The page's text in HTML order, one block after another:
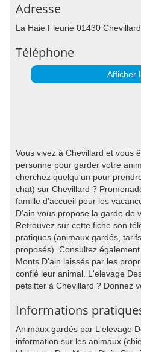
Adresse
La Haie Fleurie 01430 Chevillard
Téléphone
Afficher
Vous vivez à Chevillard et vous
personne pour garder votre
cherchez quelqu'un pour
chat) sur Chevillard ?
famille d'accueil pour les
D'ain vous propose la garde de
Retrouvez sur cette fiche son
pratiques (animaux gardés,
proposés). Consultez
Monts D'ain laissés par les
confié leur animal. L'elevage
petsitter à Chevillard ? Donnez
Informations
Animaux gardés par L'elevage
information sur les animaux